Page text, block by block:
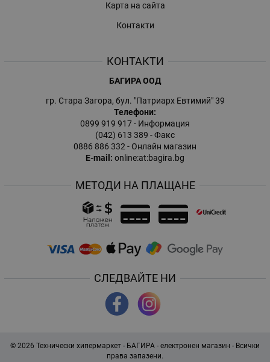
Карта на сайта
Контакти
КОНТАКТИ
БАГИРА ООД
гр. Стара Загора, бул. "Патриарх Евтимий" 39
Телефони:
0899 919 917- Информация
(042) 613 389 - Факс
0886 886 332- Онлайн магазин
E-mail: online:at:bagira.bg
МЕТОДИ НА ПЛАЩАНЕ
СЛЕДВАЙТЕ НИ
© 2026 Технически хипермаркет - БАГИРА - електронен магазин - Всички
права запазени.